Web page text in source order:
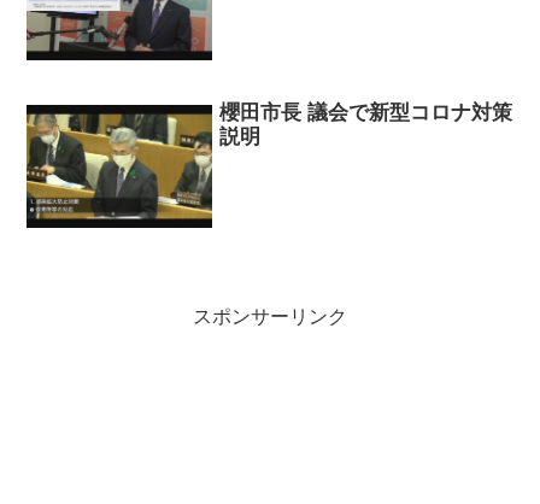
櫻田市長 議会で新型コロナ対策
説明
スポンサーリンク